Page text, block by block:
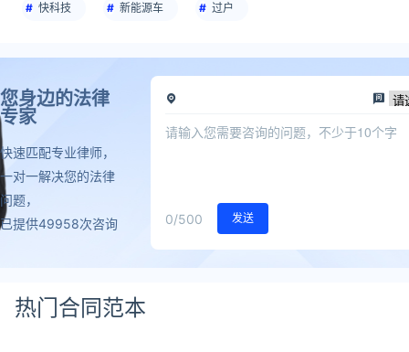
快科技 新能源车 过户
您身边的法律
专家
快速匹配专业律师，
一对一解决您的法律
问题，
已提供49958次咨询
0/500 发送
热门合同范本